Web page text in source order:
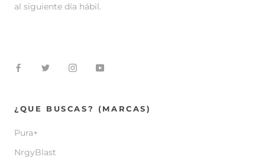
al siguiente día hábil.
¿QUE BUSCAS? (MARCAS)
Pura+
NrgyBlast